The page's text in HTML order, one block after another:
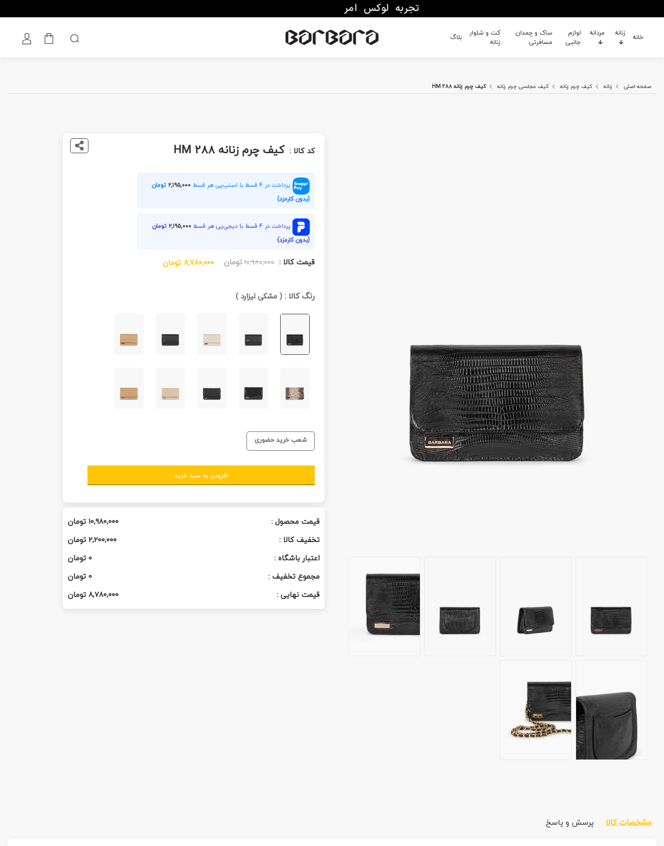
خانه زنانه مردانه
لوازم
جانبی
ساک و چمدان
مسافرتی
کت و شلوار
زنانه
بلاگ
صفحه اصلی زنانه کیف چرم زنانه کیف مجلسی چرم زنانه کیف چرم زنانه HM 288
کد کالا : کیف چرم زنانه HM 288
پرداخت در 4 قسط با اسنپ‌پی هر قسط ۲,۱۹۵,۰۰۰ تومان
(بدون کارمزد)
پرداخت در 4 قسط با دیجی‌پی هر قسط ۲,۱۹۵,۰۰۰ تومان
(بدون کارمزد)
قیمت کالا : ۱۰,۹۸۰,۰۰۰تومان ۸,۷۸۰,۰۰۰ تومان
رنگ کالا :(مشکی لیزارد)
شعب خرید حضوری
افزودن به سبد خرید
قیمت محصول : ۱۰,۹۸۰,۰۰۰ تومان
تخفیف کالا :
۲,۲۰۰,۰۰۰تومان
اعتبار باشگاه :
0تومان
مجموع تخفیف :
0تومان
قیمت نهایی :
۸,۷۸۰,۰۰۰تومان
مشخصات کالا پرسش و پاسخ